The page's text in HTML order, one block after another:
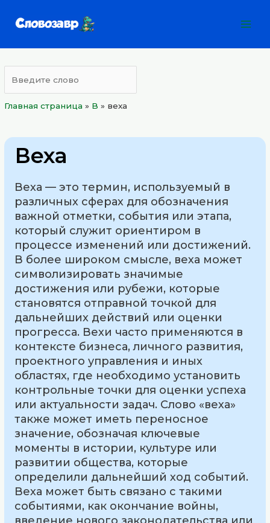
Главная страница » B » веха
Веха
Веха — это термин, используемый в
различных сферах для обозначения
важной отметки, события или этапа,
который служит ориентиром в
процессе изменений или достижений.
В более широком смысле, веха может
символизировать значимые
достижения или рубежи, которые
становятся отправной точкой для
дальнейших действий или оценки
прогресса. Вехи часто применяются в
контексте бизнеса, личного развития,
проектного управления и иных
областях, где необходимо установить
контрольные точки для оценки успеха
или актуальности задач. Слово «веха»
также может иметь переносное
значение, обозначая ключевые
моменты в истории, культуре или
развитии общества, которые
определили дальнейший ход событий.
Веха может быть связано с такими
событиями, как окончание войны,